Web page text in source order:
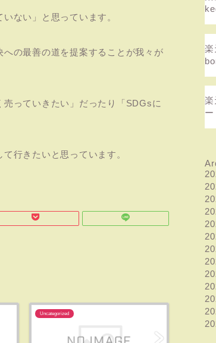
ない」と思っています。
の最善の道を提案することが我々が
っていきたい」だったり「SDGsに
行きたいと思っています。
Uncategorized
楽
楽
ー